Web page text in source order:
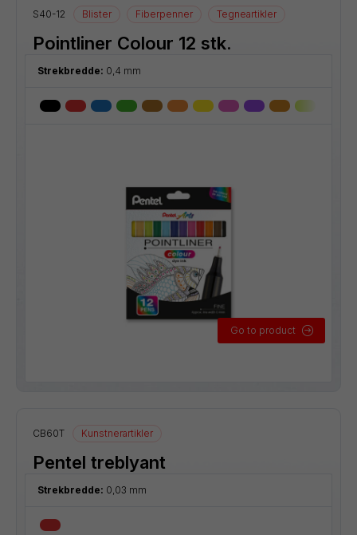
S40-12 Blister Fiberpenner Tegneartikler
Pointliner Colour 12 stk.
Strekbredde: 0,4 mm
Go to product
CB60T Kunstnerartikler
Pentel treblyant
Strekbredde: 0,03 mm